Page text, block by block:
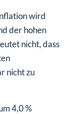
wird
der hohen
nicht, dass
nicht zu
4,0 %